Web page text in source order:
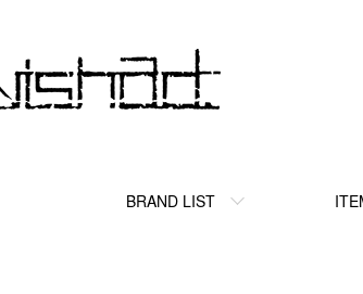
BRAND LIST